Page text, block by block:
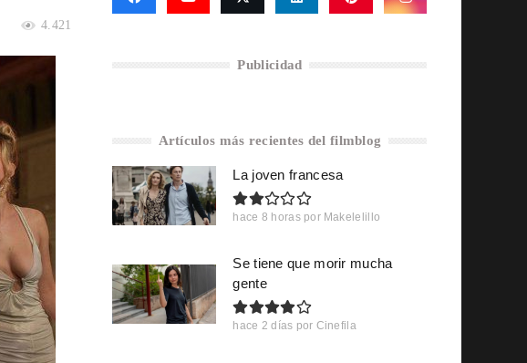
4.421
Publicidad
Artículos más recientes del filmblog
La joven francesa
hace 8 horas por Makelelillo
Se tiene que morir mucha
gente
hace 2 días por Cinefila